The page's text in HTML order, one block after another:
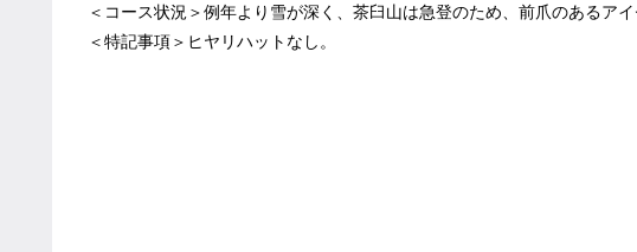
＜コース状況＞例年より雪が深く、茶臼山は急登のため、前爪のあるアイ
＜特記事項＞ヒヤリハットなし。